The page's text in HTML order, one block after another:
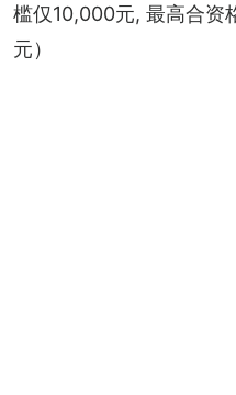
槛仅10,000元, 最高合资
元）